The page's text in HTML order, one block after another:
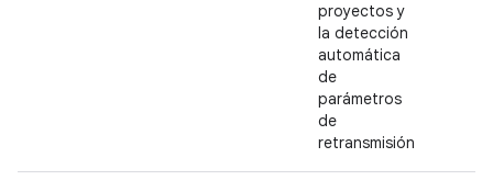
proyectos y
la detección
automática
de
parámetros
de
retransmisión